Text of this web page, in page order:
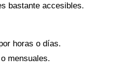
bastante accesibles.
horas o días.
mensuales.